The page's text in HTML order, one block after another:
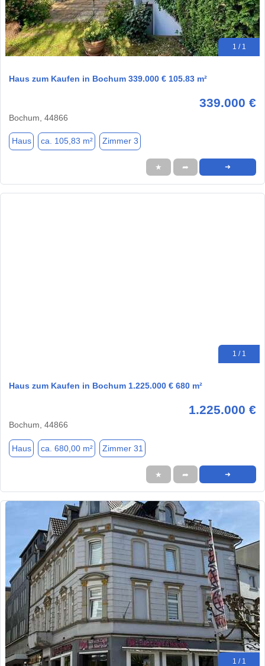
1 / 1
Haus zum Kaufen in Bochum 339.000 € 105.83 m²
339.000 €
Bochum, 44866
Haus ca. 105,83 m² Zimmer 3
★ ➦ ➜
1 / 1
Haus zum Kaufen in Bochum 1.225.000 € 680 m²
1.225.000 €
Bochum, 44866
Haus ca. 680,00 m² Zimmer 31
★ ➦ ➜
1 / 1